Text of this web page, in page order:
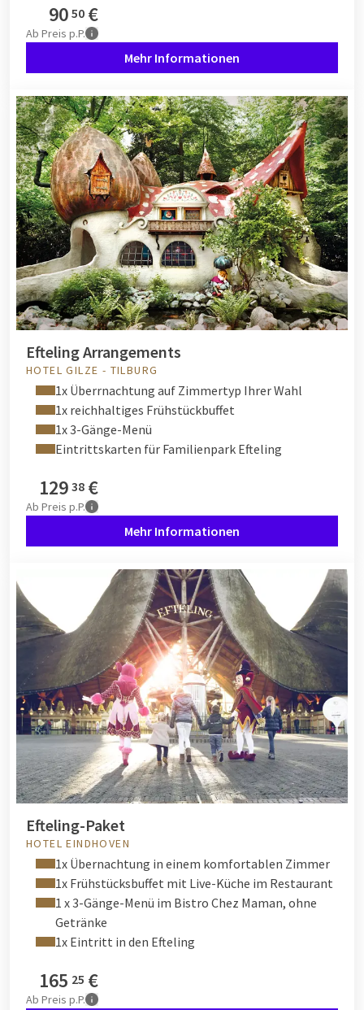
90 50 €
Ab Preis p.P.
Mehr Informationen
Efteling Arrangements
HOTEL GILZE - TILBURG
1x Überrnachtung auf Zimmertyp Ihrer Wahl
1x reichhaltiges Frühstückbuffet
1x 3-Gänge-Menü
Eintrittskarten für Familienpark Efteling
129 38 €
Ab Preis p.P.
Mehr Informationen
Efteling-Paket
HOTEL EINDHOVEN
1x Übernachtung in einem komfortablen Zimmer
1x Frühstücksbuffet mit Live-Küche im Restaurant
1 x 3-Gänge-Menü im Bistro Chez Maman, ohne
Getränke
1x Eintritt in den Efteling
165 25 €
Ab Preis p.P.